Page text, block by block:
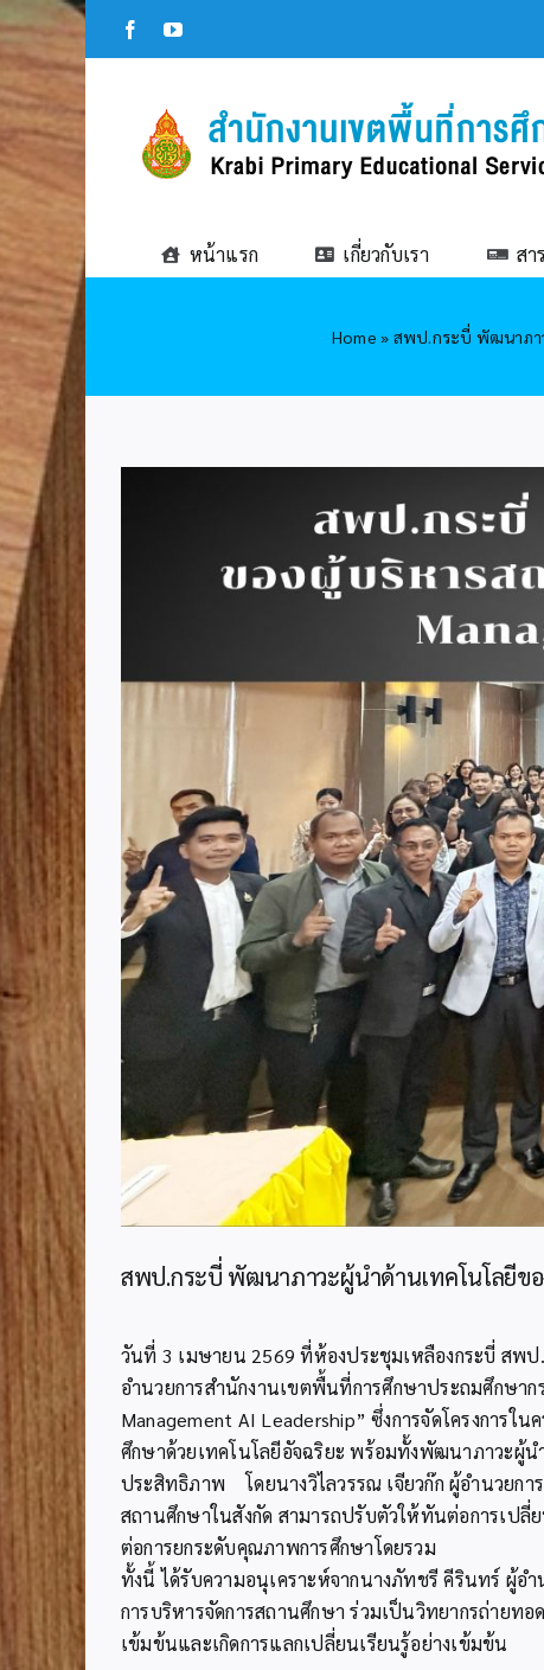
to
content
FacebookYouTube
หน้าแรก เกี่ยวกับเรา สา
Home » สพป.กระบี่ พัฒนาภา
สพป.กระบี่ พัฒนาภาวะผู้นำด้านเทคโนโลยีขอ
วันที่ 3 เมษายน 2569 ที่ห้องประชุมเหลืองกระบี่ สพ
อำนวยการสำนักงานเขตพื้นที่การศึกษาประถมศึกษา
Management AI Leadership” ซึ่งการจัดโครงการ
ศึกษาด้วยเทคโนโลยีอัจฉริยะ พร้อมทั้งพัฒนาภาวะผู้
ประสิทธิภาพ โดยนางวิไลวรรณ เจียวก๊ก ผู้อำนวยกา
สถานศึกษาในสังกัด สามารถปรับตัวให้ทันต่อการเปลี่
ต่อการยกระดับคุณภาพการศึกษาโดยรวม
ทั้งนี้ ได้รับความอนุเคราะห์จากนางภัทชรี คีรินทร์ ผู้
การบริหารจัดการสถานศึกษา ร่วมเป็นวิทยากรถ่ายท
เข้มข้นและเกิดการแลกเปลี่ยนเรียนรู้อย่างเข้มข้น